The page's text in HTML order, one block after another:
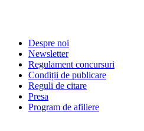
Despre noi
Newsletter
Regulament concursuri
Condiții de publicare
Reguli de citare
Presa
Program de afiliere